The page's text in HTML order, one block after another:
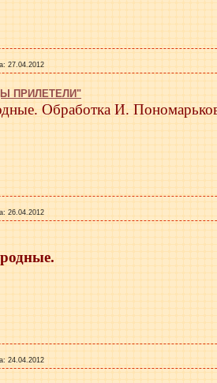
27.04.2012
ПРИЛЕТЕЛИ"
Обработка И.
26.04.2012
24.04.2012